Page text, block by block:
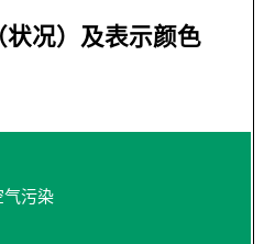
况）及表示颜色
气污染